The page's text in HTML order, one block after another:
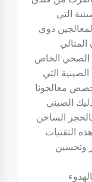
التي
ذوي
الصحي الخاص
التي
معالجونا
الصيني
الساخن
التقنيات
وتحسين